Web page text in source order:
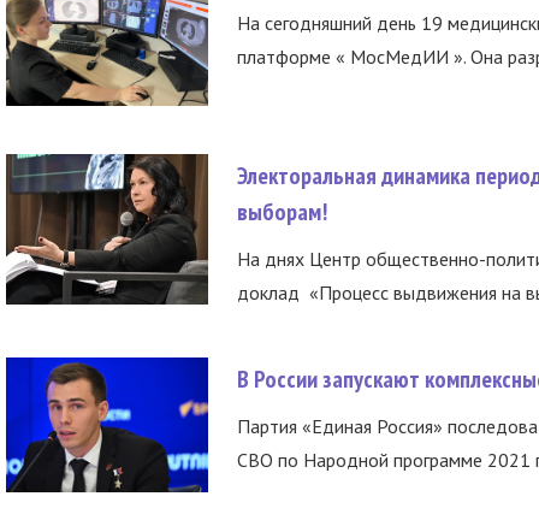
На сегодняшний день 19
платформе « МосМедИИ ». Она
Электоральная динамика
выборам!
На днях Центр общественно-
доклад «Процесс выдвижения на
В России запускают
Партия «Единая Россия»
СВО по Народной программе 2021